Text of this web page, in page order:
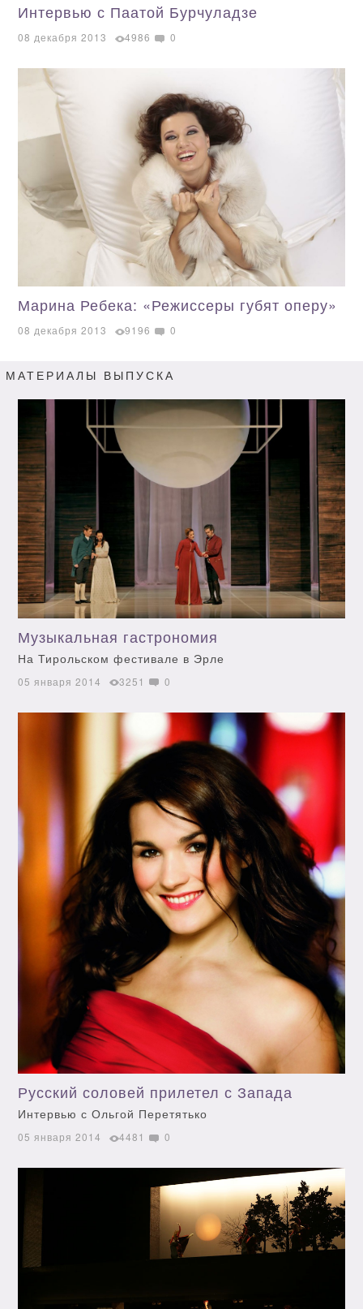
Интервью с Паатой Бурчуладзе
08 декабря 2013 4986 0
Марина Ребека: «Режиссеры губят оперу»
08 декабря 2013 9196 0
МАТЕРИАЛЫ ВЫПУСКА
Музыкальная гастрономия
На Тирольском фестивале в Эрле
05 января 2014 3251 0
Русский соловей прилетел с Запада
Интервью с Ольгой Перетятько
05 января 2014 4481 0